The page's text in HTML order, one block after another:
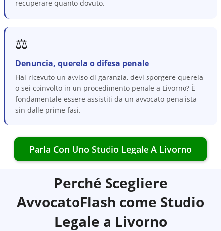
recuperare quanto dovuto.
⚖️
Denuncia, querela o difesa penale
Hai ricevuto un avviso di garanzia, devi sporgere querela
o sei coinvolto in un procedimento penale a Livorno? È
fondamentale essere assistiti da un avvocato penalista
sin dalle prime fasi.
Parla Con Uno Studio Legale A Livorno
Perché Scegliere
AvvocatoFlash come Studio
Legale a Livorno